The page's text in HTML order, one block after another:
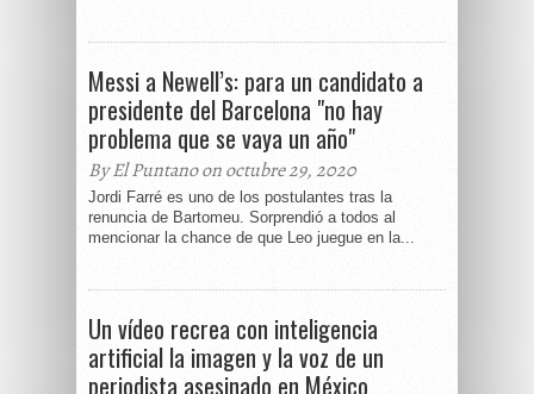
Messi a Newell’s: para un candidato a
presidente del Barcelona "no hay
problema que se vaya un año"
By El Puntano on octubre 29, 2020
Jordi Farré es uno de los postulantes tras la
renuncia de Bartomeu. Sorprendió a todos al
mencionar la chance de que Leo juegue en la...
Un vídeo recrea con inteligencia
artificial la imagen y la voz de un
periodista asesinado en México